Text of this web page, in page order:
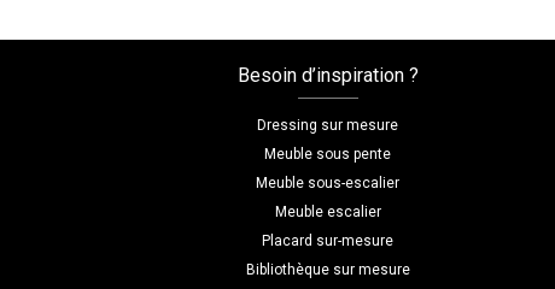
Besoin d’inspiration ?
Dressing sur mesure
Meuble sous pente
Meuble sous-escalier
Meuble escalier
Placard sur-mesure
Bibliothèque sur mesure